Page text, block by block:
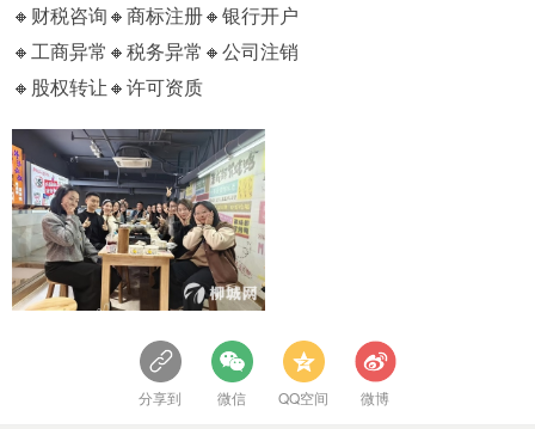
🔸财税咨询🔸商标注册🔸银行开户
🔸工商异常🔸税务异常🔸公司注销
🔸股权转让🔸许可资质
分享到 微信 QQ空间 微博